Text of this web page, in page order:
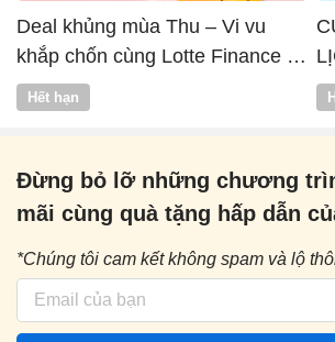
Deal khủng mùa Thu – Vi vu
khắp chốn cùng Lotte Finance x
Vntrip
Hết hạn
Đừng bỏ lỡ những chương
mãi cùng quà tặng hấp dẫn
*Chúng tôi cam kết không spam và lộ